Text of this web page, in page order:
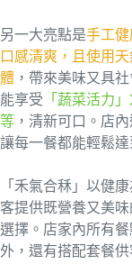
另一大亮點是手工健
口感清爽，且使用
體 ，帶來美味又具
能享受 「蔬菜活力
等 ，清新可口。店
讓每一餐都能輕鬆達
「禾氣合秝」以健
客提供既營養又美
選擇。店家內所有
外，還有搭配套餐